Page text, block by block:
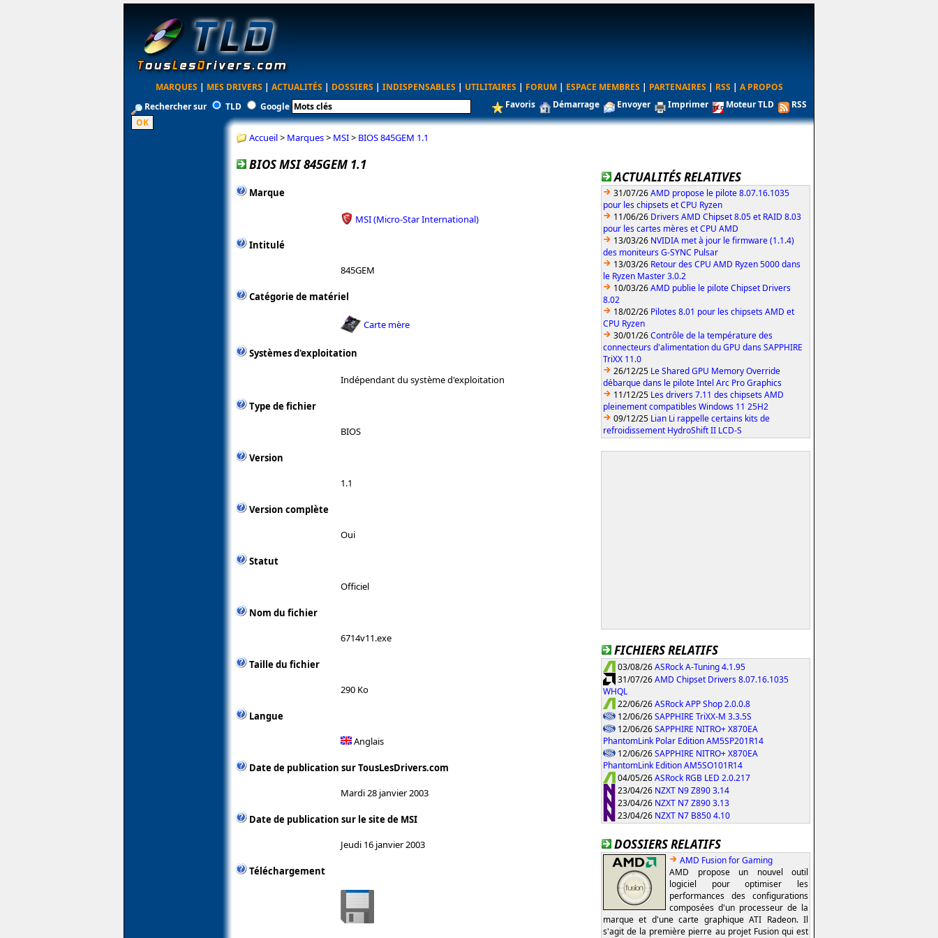
MARQUES | MES DRIVERS | ACTUALITÉS | DOSSIERS | INDISPENSABLES | UTILITAIRES | FORUM | ESPACE MEMBRES | PARTENAIRES | RSS | A PROPOS
Rechercher sur
TLD Google Favoris Démarrage Envoyer Imprimer Moteur TLD RSS
Accueil> Marques> MSI> BIOS 845GEM 1.1
BIOS MSI 845GEM 1.1
Marque
MSI (Micro-Star International)
Intitulé
845GEM
Catégorie de matériel
Carte mère
Systèmes d'exploitation
Indépendant du système d'exploitation
Type de fichier
BIOS
Version
1.1
Version complète
Oui
Statut
Officiel
Nom du fichier
6714v11.exe
Taille du fichier
290 Ko
Langue
Anglais
Date de publication sur TousLesDrivers.com
Mardi 28 janvier 2003
Date de publication sur le site de MSI
Jeudi 16 janvier 2003
Téléchargement
ACTUALITÉS RELATIVES
31/07/26AMD propose le pilote 8.07.16.1035
pour les chipsets et CPU Ryzen
11/06/26 Drivers AMD Chipset 8.05 et RAID 8.03
pour les cartes mères et CPU AMD
13/03/26 NVIDIA met à jour le firmware (1.1.4)
des moniteurs G-SYNC Pulsar
13/03/26 Retour des CPU AMD Ryzen 5000 dans
le Ryzen Master 3.0.2
10/03/26AMD publie le pilote Chipset Drivers
8.02
18/02/26 Pilotes 8.01 pour les chipsets AMD et
CPU Ryzen
30/01/26Contrôle de la température des
connecteurs d'alimentation du GPU dans SAPPHIRE
TriXX 11.0
26/12/25 Le Shared GPU Memory Override
débarque dans le pilote Intel Arc Pro Graphics
11/12/25 Les drivers 7.11 des chipsets AMD
pleinement compatibles Windows 11 25H2
09/12/25 Lian Li rappelle certains kits de
refroidissement HydroShift II LCD-S
FICHIERS RELATIFS
03/08/26ASRock A-Tuning 4.1.95
31/07/26AMD Chipset Drivers 8.07.16.1035
WHQL
22/06/26ASRock APP Shop 2.0.0.8
12/06/26SAPPHIRE TriXX-M 3.3.5S
12/06/26SAPPHIRE NITRO+ X870EA
PhantomLink Polar Edition AM5SP201R14
12/06/26SAPPHIRE NITRO+ X870EA
PhantomLink Edition AM5SO101R14
04/05/26ASRock RGB LED 2.0.217
23/04/26 NZXT N9 Z890 3.14
23/04/26 NZXT N7 Z890 3.13
23/04/26 NZXT N7 B850 4.10
DOSSIERS RELATIFS
AMD Fusion for Gaming
AMD propose un nouvel outil
logiciel pour optimiser les
performances des configurations
composées d'un processeur de la
marque et d'une carte graphique ATI Radeon. Il
s'agit de la première pierre au projet Fusion qui est